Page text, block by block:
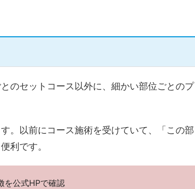
のセットコース以外に、細かい部位ごとのプ
。以前にコース施術を受けていて、「この部
利です。
を公式HPで確認